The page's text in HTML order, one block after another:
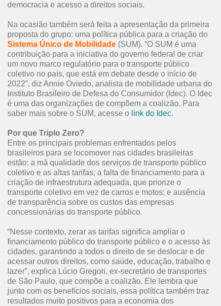
democracia e acesso a direitos sociais.
Na ocasião também será feita a apresentação da primeira
proposta do grupo: uma política pública para a criação do
Sistema Único de Mobilidade (SUM). “O SUM é uma
contribuição para a iniciativa do governo federal de criar
um novo marco regulatório para o transporte público
coletivo no país, que está em debate desde o início de
2022”, diz Annie Oviedo, analista de mobilidade urbana do
Instituto Brasileiro de Defesa do Consumidor (Idec). O Idec
é uma das organizações de compõem a coalizão. Para
saber mais sobre o SUM, acesse o link do Idec.
Por que Triplo Zero?
Entre os principais problemas enfrentados pelos
brasileiros para se locomover nas cidades brasileiras
estão: a má qualidade dos serviços de transporte público
coletivo e as altas tarifas; a falta de financiamento para a
criação de infraestrutura adequada, que priorize o
transporte coletivo em vez de carros e motos; e ausência
de transparência sobre os custos das empresas
concessionárias do transporte público.
“Nesse contexto, zerar as tarifas significa ampliar o
financiamento público do transporte público e o acesso às
cidades, garantindo a todos o direito de se deslocar e de
acessar outros direitos, como saúde, educação, trabalho e
lazer”, explica Lúcio Gregori, ex-secretário de transportes
de São Paulo, que compõe a coalizão. Ele lembra que
junto com os benefícios sociais, essa política também traz
resultados muito positivos para a economia dos